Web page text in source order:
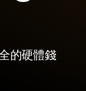
的硬體錢